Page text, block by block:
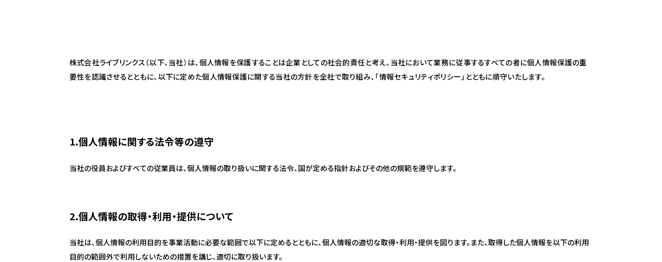
株式会社ライブリンクス（以下、当社）は、個人情報を保護することは企業としての社会的責任と考え、当社において業務に従事するすべての者に個人情報保護の重
要性を認識させるとともに、以下に定めた個人情報保護に関する当社の方針を全社で取り組み、「情報セキュリティポリシー」とともに順守いたします。
1.個人情報に関する法令等の遵守
当社の役員およびすべての従業員は、個人情報の取り扱いに関する法令、国が定める指針およびその他の規範を遵守します。
2.個人情報の取得・利用・提供について
当社は、個人情報の利用目的を事業活動に必要な範囲で以下に定めるとともに、個人情報の適切な取得・利用・提供を図ります。また、取得した個人情報を以下の利用
目的の範囲外で利用しないための措置を講じ、適切に取り扱います。